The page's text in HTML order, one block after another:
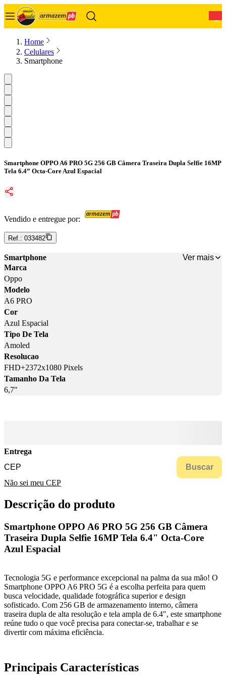
Home
Celulares
Smartphone
Smartphone OPPO A6 PRO 5G 256 GB Câmera Traseira Dupla Selfie 16MP
Tela 6.4” Octa-Core Azul Espacial
Vendido e entregue por:
Ref.: 033482
Smartphone
Ver mais
Marca
Oppo
Modelo
A6 PRO
Cor
Azul Espacial
Tipo De Tela
Amoled
Resolucao
FHD+2372x1080 Pixels
Tamanho Da Tela
6,7"
Entrega
Buscar
Não sei meu CEP
Descrição do produto
Smartphone OPPO A6 PRO 5G 256 GB Câmera
Traseira Dupla Selfie 16MP Tela 6.4" Octa-Core
Azul Espacial
Tecnologia 5G e performance excepcional na palma da sua mão! O
Smartphone OPPO A6 PRO 5G é a escolha perfeita para quem
busca velocidade, qualidade fotográfica superior e design
sofisticado. Com 256 GB de armazenamento interno, câmera
traseira dupla de alta resolução e tela ampla de 6.4", este smartphone
reúne tudo o que você precisa para conectar-se, trabalhar e se
divertir com máxima eficiência.
Principais Características